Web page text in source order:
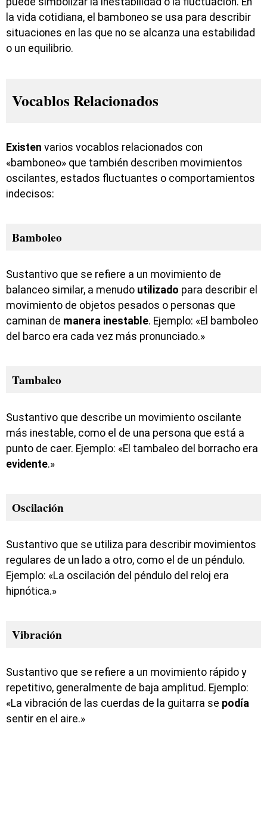
la vida cotidiana, el bamboneo se usa para describir
situaciones en las que no se alcanza una estabilidad
o un equilibrio.
Vocablos Relacionados
Existen varios vocablos relacionados con
«bamboneo» que también describen movimientos
oscilantes, estados fluctuantes o comportamientos
indecisos:
Bamboleo
Sustantivo que se refiere a un movimiento de
balanceo similar, a menudo utilizado para describir el
movimiento de objetos pesados o personas que
caminan de manera inestable. Ejemplo: «El bamboleo
del barco era cada vez más pronunciado.»
Tambaleo
Sustantivo que describe un movimiento oscilante
más inestable, como el de una persona que está a
punto de caer. Ejemplo: «El tambaleo del borracho era
evidente.»
Oscilación
Sustantivo que se utiliza para describir movimientos
regulares de un lado a otro, como el de un péndulo.
Ejemplo: «La oscilación del péndulo del reloj era
hipnótica.»
Vibración
Sustantivo que se refiere a un movimiento rápido y
repetitivo, generalmente de baja amplitud. Ejemplo:
«La vibración de las cuerdas de la guitarra se podía
sentir en el aire.»